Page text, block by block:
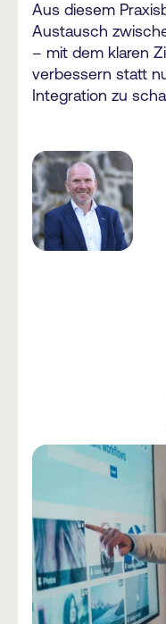
Aus diesem
Austausch
– mit dem klaren
verbessern statt
Integration zu